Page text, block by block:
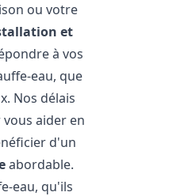
ou votre
et
à vos
eau, que
Nos délais
aider en
d'un
abordable.
eau, qu'ils